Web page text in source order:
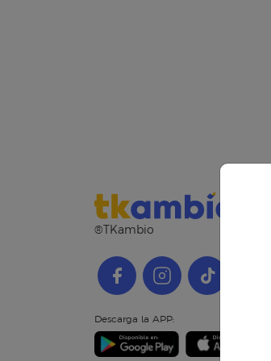
®TKambio
Descarga la APP: